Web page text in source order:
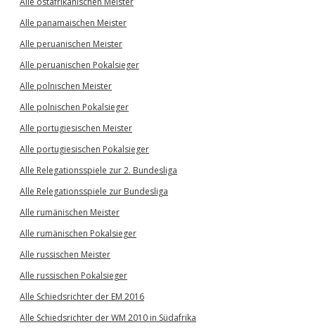
Alle panamaischen Meister
Alle peruanischen Meister
Alle peruanischen Pokalsieger
Alle polnischen Meister
Alle polnischen Pokalsieger
Alle portugiesischen Meister
Alle portugiesischen Pokalsieger
Alle Relegationsspiele zur 2. Bundesliga
Alle Relegationsspiele zur Bundesliga
Alle rumänischen Meister
Alle rumänischen Pokalsieger
Alle russischen Meister
Alle russischen Pokalsieger
Alle Schiedsrichter der EM 2016
Alle Schiedsrichter der WM 2010 in Südafrika